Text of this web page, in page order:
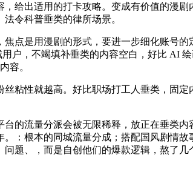
给出适用的打卡攻略。变成有价值的漫
令科普垂类的律所场景。
是用漫剧的形式，要进一步细化账号的
户，不竭填补垂类的内容空白，好比 AI
容。
粘性就越高。好比职场打工人垂类，固定
的流量分派会被无限稀释，放正在垂类内
：根本的同城流量分成；搭配国风剧情故
题、，而是自创他们的爆款逻辑，熬了几